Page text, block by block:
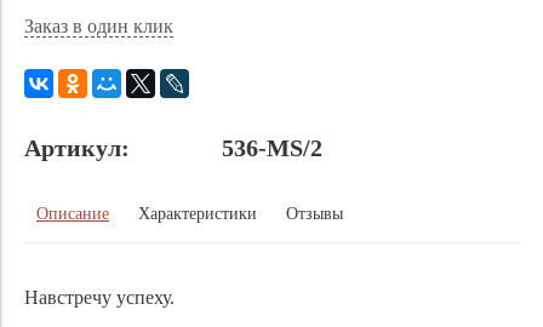
Заказ в один клик
Артикул: 536-MS/2
Описание Характеристики Отзывы
Навстречу успеху.